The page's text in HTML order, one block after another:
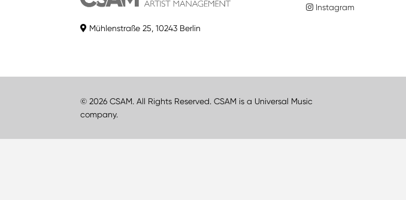
Mühlenstraße 25, 10243 Berlin
Instagram
© 2026 CSAM. All Rights Reserved. CSAM is a Universal Music
company.